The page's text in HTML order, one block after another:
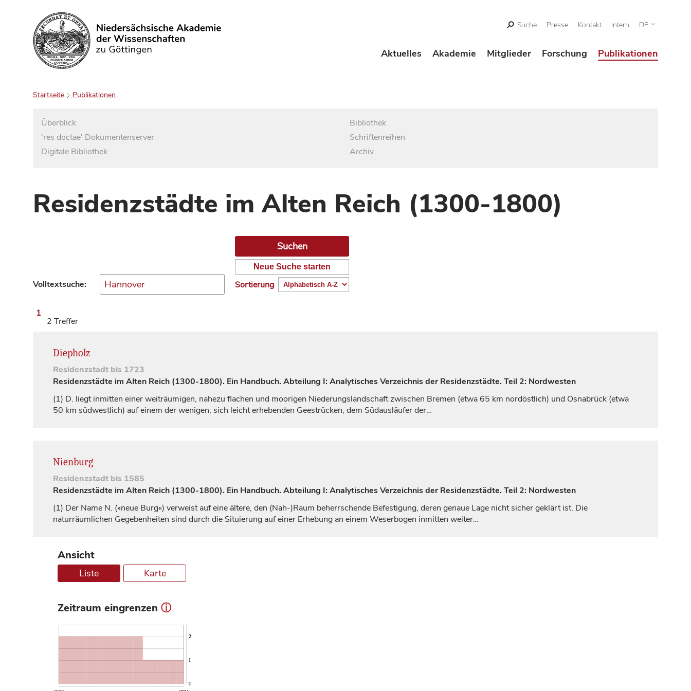
Suchen
Suche Presse Kontakt Intern DE
Aktuelles Akademie Mitglieder Forschung Publikationen
Startseite Publikationen
Überblick
'res doctae' Dokumentenserver
Digitale Bibliothek
Bibliothek
Schriftenreihen
Archiv
Residenzstädte im Alten Reich (1300-1800)
Volltextsuche:
Neue Suche starten
Sortierung
1
2 Treffer
Diepholz
Residenzstadt bis 1723
Residenzstädte im Alten Reich (1300-1800). Ein Handbuch. Abteilung I: Analytisches Verzeichnis der Residenzstädte. Teil 2: Nordwesten
(1) D. liegt inmitten einer weiträumigen, nahezu flachen und moorigen Niederungslandschaft zwischen Bremen (etwa 65 km nordöstlich) und Osnabrück (etwa
50 km südwestlich) auf einem der wenigen, sich leicht erhebenden Geestrücken, dem Südausläufer der…
Nienburg
Residenzstadt bis 1585
Residenzstädte im Alten Reich (1300-1800). Ein Handbuch. Abteilung I: Analytisches Verzeichnis der Residenzstädte. Teil 2: Nordwesten
(1) Der Name N. (»neue Burg«) verweist auf eine ältere, den (Nah-)Raum beherrschende Befestigung, deren genaue Lage nicht sicher geklärt ist. Die
naturräumlichen Gegebenheiten sind durch die Situierung auf einer Erhebung an einem Weserbogen inmitten weiter…
Ansicht
Liste Karte
Zeitraum eingrenzen ⓘ
0
1
2